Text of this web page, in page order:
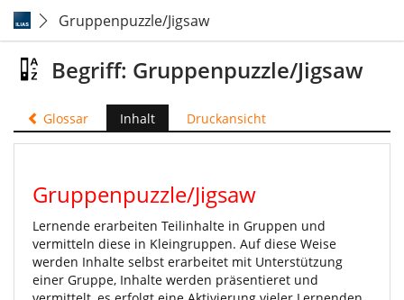
Gruppenpuzzle/Jigsaw
Begriff: Gruppenpuzzle/Jigsaw
Glossar Inhalt Druckansicht
Gruppenpuzzle/Jigsaw
Lernende erarbeiten Teilinhalte in Gruppen und
vermitteln diese in Kleingruppen. Auf diese Weise
werden Inhalte selbst erarbeitet mit Unterstützung
einer Gruppe, Inhalte werden präsentieret und